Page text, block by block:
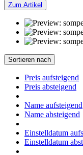
Zum Artikel
Sortieren nach
Preis aufsteigend
Preis absteigend
Name aufsteigend
Name absteigend
Einstelldatum
Einstelldatum